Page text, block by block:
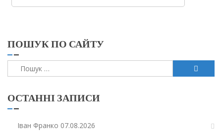
ПОШУК ПО САЙТУ
Пошук:
ОСТАННІ ЗАПИСИ
Іван Франко 07.08.2026